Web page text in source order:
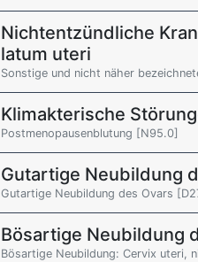
Nichtentzündliche
latum uteri
Sonstige und nicht näher
Klimakterische
Postmenopausenblutung [N95.0]
Gutartige Neubildung
Gutartige Neubildung des Ovars
Bösartige Neubildung
Bösartige Neubildung: Cervix uteri,